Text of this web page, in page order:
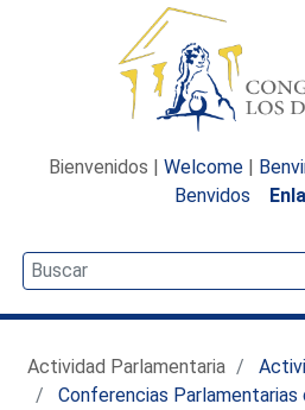
Bienvenidos | Welcome |
Benvidos
Actividad Parlamentaria
Conferencias Parlamentarias